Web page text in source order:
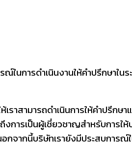
นการดำเนินงานให้คำปรึกษาในร
าสามารถดำเนินการให้คำปรึกษา
การเป็นผู้เชี่ยวชาญสำหรับการให้
จากนี้บริษัทเรายังมีประสบการณ์